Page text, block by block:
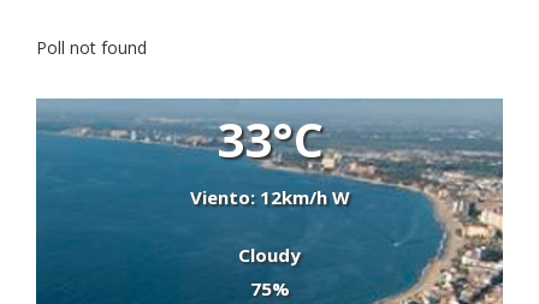
Poll not found
33°C
Viento: 12km/h W
Cloudy
75%